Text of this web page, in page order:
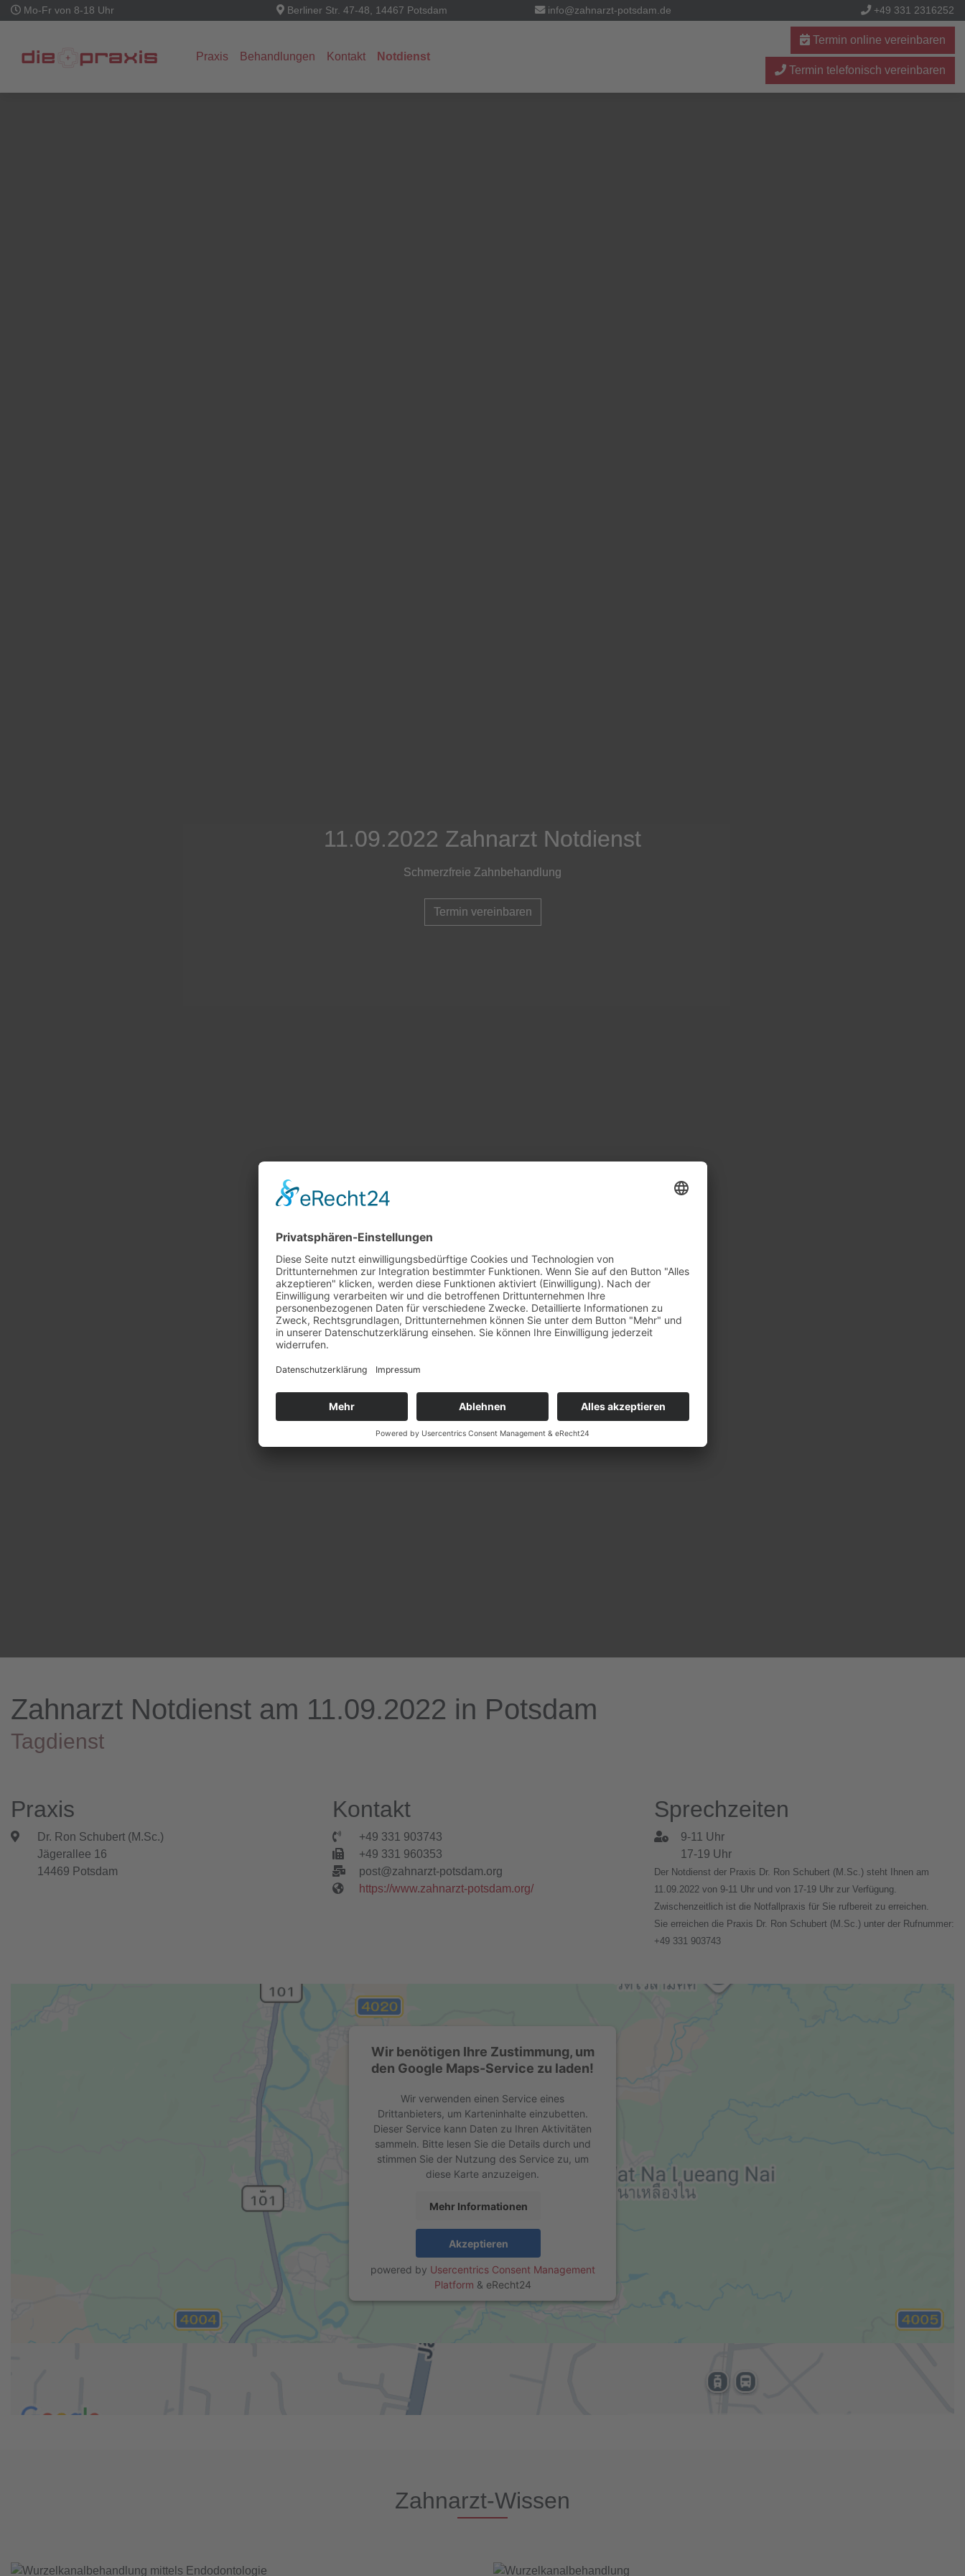
Mo-Fr von 8-18 Uhr Berliner Str. 47-48, 14467 Potsdam info@zahnarzt-potsdam.de +49 331 2316252
Praxis Behandlungen Kontakt Notdienst
Termin online vereinbaren
Termin telefonisch vereinbaren
11.09.2022 Zahnarzt Notdienst
Schmerzfreie Zahnbehandlung
Termin vereinbaren
11.09.2022 Zahnarzt Notdienst
Schmerzfreie Zahnbehandlung
Termin vereinbaren
11.09.2022 Zahnarzt Notdienst
Schmerzfreie Zahnbehandlung
Termin vereinbaren
Zahnarzt Notdienst am 11.09.2022 in Potsdam
Tagdienst
Praxis
Dr. Ron Schubert (M.Sc.)
Jägerallee 16
14469 Potsdam
Kontakt
+49 331 903743
+49 331 960353
post@zahnarzt-potsdam.org
https://www.zahnarzt-potsdam.org/
Sprechzeiten
9-11 Uhr
17-19 Uhr
Der Notdienst der Praxis Dr. Ron Schubert (M.Sc.) steht Ihnen am
11.09.2022 von 9-11 Uhr und von 17-19 Uhr zur Verfügung.
Zwischenzeitlich ist die Notfallpraxis für Sie rufbereit zu erreichen.
Sie erreichen die Praxis Dr. Ron Schubert (M.Sc.) unter der Rufnummer:
+49 331 903743
Wir benötigen Ihre Zustimmung, um
den Google Maps-Service zu laden!
Wir verwenden einen Service eines
Drittanbieters, um Karteninhalte einzubetten.
Dieser Service kann Daten zu Ihren Aktivitäten
sammeln. Bitte lesen Sie die Details durch und
stimmen Sie der Nutzung des Service zu, um
diese Karte anzuzeigen.
Mehr Informationen
Akzeptieren
powered by Usercentrics Consent Management
Platform & eRecht24
Zahnarzt-Wissen